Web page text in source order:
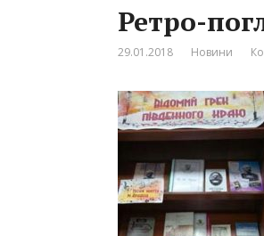
Ретро-
29.01.2018 Новини